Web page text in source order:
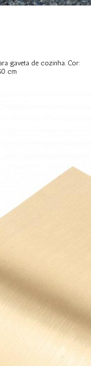
gaveta de cozinha. Cor:
cm